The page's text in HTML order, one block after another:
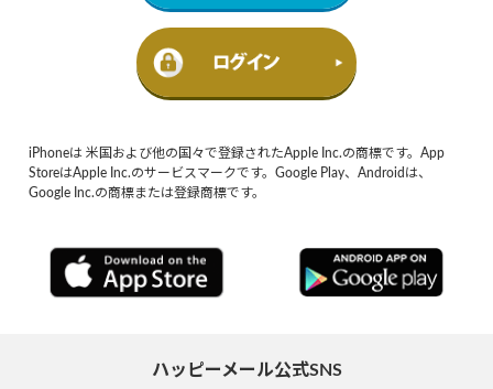
iPhoneは 米国および他の国々で登録されたApple Inc.の商標です。App
StoreはApple Inc.のサービスマークです。Google Play、Androidは、
Google Inc.の商標または登録商標です。
ハッピーメール公式SNS